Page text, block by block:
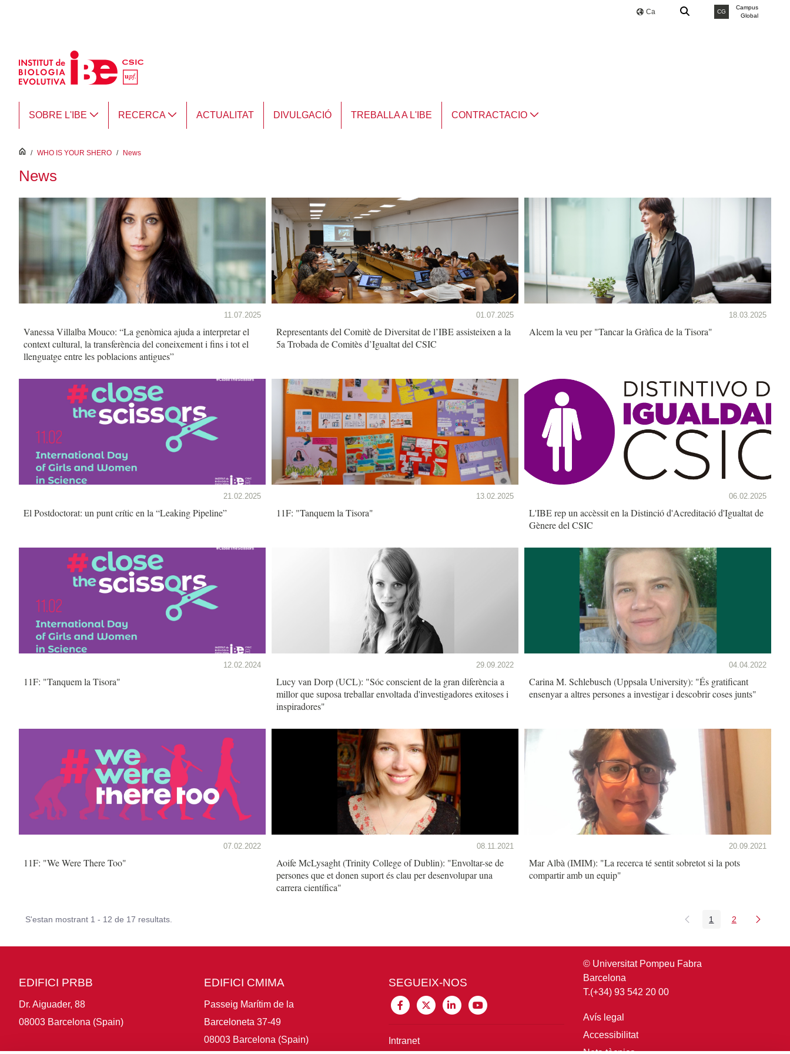
Ca CG
Campus
Global
SOBRE L'IBE RECERCA ACTUALITAT DIVULGACIÓ TREBALLA A L'IBE CONTRACTACIO
inici
/ WHO IS YOUR SHERO / News
News
11.07.2025
Vanessa Villalba Mouco: “La genòmica ajuda a interpretar el
context cultural, la transferència del coneixement i fins i tot el
llenguatge entre les poblacions antigues”
01.07.2025
Representants del Comitè de Diversitat de l’IBE assisteixen a la
5a Trobada de Comitès d’Igualtat del CSIC
18.03.2025
Alcem la veu per "Tancar la Gràfica de la Tisora"
21.02.2025
El Postdoctorat: un punt crític en la “Leaking Pipeline”
13.02.2025
11F: "Tanquem la Tisora"
06.02.2025
L'IBE rep un accèssit en la Distinció d'Acreditació d'Igualtat de
Gènere del CSIC
12.02.2024
11F: "Tanquem la Tisora"
29.09.2022
Lucy van Dorp (UCL): "Sóc conscient de la gran diferència a
millor que suposa treballar envoltada d'investigadores exitoses i
inspiradores"
04.04.2022
Carina M. Schlebusch (Uppsala University): "És gratificant
ensenyar a altres persones a investigar i descobrir coses junts"
07.02.2022
11F: "We Were There Too"
08.11.2021
Aoife McLysaght (Trinity College of Dublin): "Envoltar-se de
persones que et donen suport és clau per desenvolupar una
carrera científica"
20.09.2021
Mar Albà (IMIM): "La recerca té sentit sobretot si la pots
compartir amb un equip"
S'estan mostrant 1 - 12 de 17 resultats. Pàgina
1 Pàgina
2
EDIFICI PRBB
Dr. Aiguader, 88
08003 Barcelona (Spain)
EDIFICI CMIMA
Passeig Marítim de la
Barceloneta 37-49
08003 Barcelona (Spain)
SEGUEIX-NOS
Intranet
© Universitat Pompeu Fabra
Barcelona
T.(+34) 93 542 20 00
Avís legal
Accessibilitat